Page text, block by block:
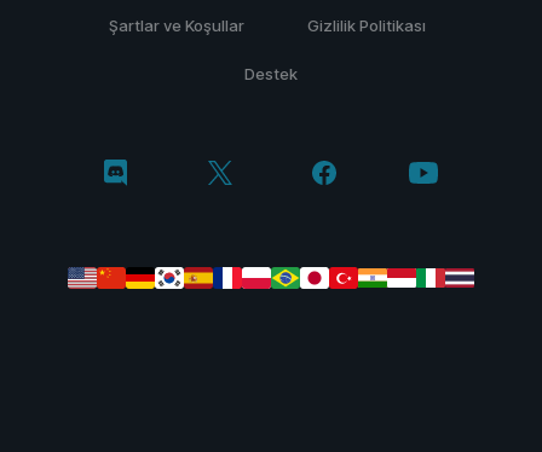
Şartlar ve Koşullar Gizlilik Politikası
Destek